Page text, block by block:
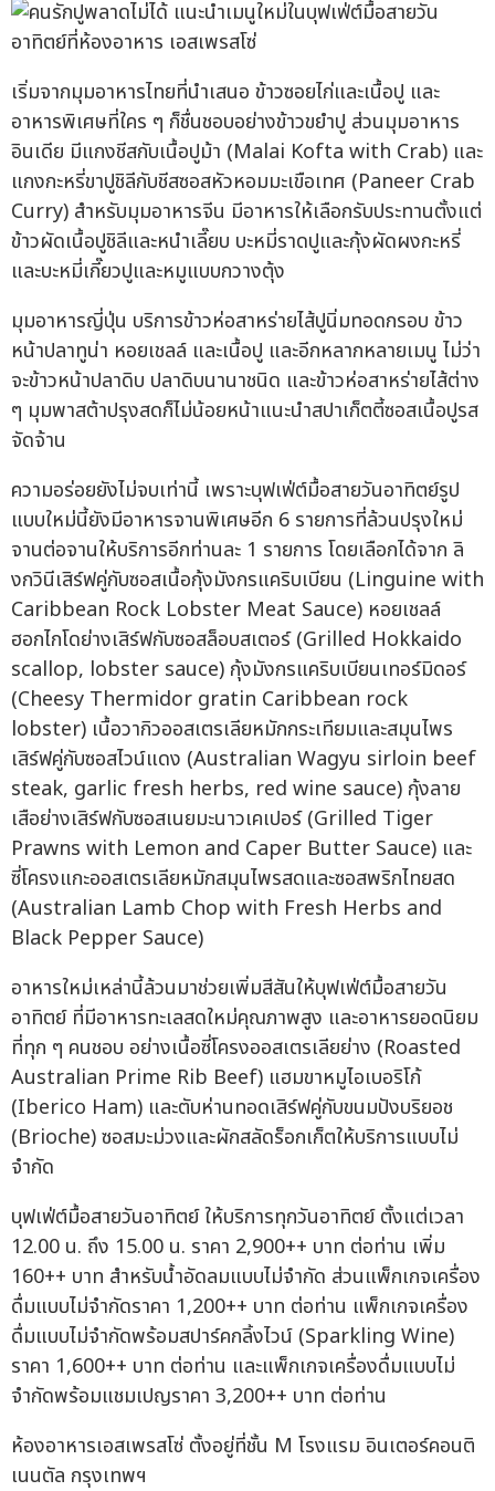
เริ่มจากมุมอาหารไทยที่นำเสนอ ข้าวซอยไก่และเนื้อปู และ
อาหารพิเศษที่ใคร ๆ ก็ชื่นชอบอย่างข้าวขยำปู ส่วนมุมอาหาร
อินเดีย มีแกงชีสกับเนื้อปูม้า (Malai Kofta with Crab) และ
แกงกะหรี่ขาปูชิลีกับชีสซอสหัวหอมมะเขือเทศ (Paneer Crab
Curry) สำหรับมุมอาหารจีน มีอาหารให้เลือกรับประทานตั้งแต่
ข้าวผัดเนื้อปูชิลีและหนำเลี๊ยบ บะหมี่ราดปูและกุ้งผัดผงกะหรี่
และบะหมี่เกี๊ยวปูและหมูแบบกวางตุ้ง
มุมอาหารญี่ปุ่น บริการข้าวห่อสาหร่ายไส้ปูนิ่มทอดกรอบ ข้าว
หน้าปลาทูน่า หอยเชลล์ และเนื้อปู และอีกหลากหลายเมนู ไม่ว่า
จะข้าวหน้าปลาดิบ ปลาดิบนานาชนิด และข้าวห่อสาหร่ายไส้ต่าง
ๆ มุมพาสต้าปรุงสดก็ไม่น้อยหน้าแนะนำสปาเก็ตตี้ซอสเนื้อปูรส
จัดจ้าน
ความอร่อยยังไม่จบเท่านี้ เพราะบุฟเฟ่ต์มื้อสายวันอาทิตย์รูป
แบบใหม่นี้ยังมีอาหารจานพิเศษอีก 6 รายการที่ล้วนปรุงใหม่
จานต่อจานให้บริการอีกท่านละ 1 รายการ โดยเลือกได้จาก ลิ
งกวินีเสิร์ฟคู่กับซอสเนื้อกุ้งมังกรแคริบเบียน (Linguine with
Caribbean Rock Lobster Meat Sauce) หอยเชลล์
ฮอกไกโดย่างเสิร์ฟกับซอสล็อบสเตอร์ (Grilled Hokkaido
scallop, lobster sauce) กุ้งมังกรแคริบเบียนเทอร์มิดอร์
(Cheesy Thermidor gratin Caribbean rock
lobster) เนื้อวากิวออสเตรเลียหมักกระเทียมและสมุนไพร
เสิร์ฟคู่กับซอสไวน์แดง (Australian Wagyu sirloin beef
steak, garlic fresh herbs, red wine sauce) กุ้งลาย
เสือย่างเสิร์ฟกับซอสเนยมะนาวเคเปอร์ (Grilled Tiger
Prawns with Lemon and Caper Butter Sauce) และ
ซี่โครงแกะออสเตรเลียหมักสมุนไพรสดและซอสพริกไทยสด
(Australian Lamb Chop with Fresh Herbs and
Black Pepper Sauce)
อาหารใหม่เหล่านี้ล้วนมาช่วยเพิ่มสีสันให้บุฟเฟ่ต์มื้อสายวัน
อาทิตย์ ที่มีอาหารทะเลสดใหม่คุณภาพสูง และอาหารยอดนิยม
ที่ทุก ๆ คนชอบ อย่างเนื้อซี่โครงออสเตรเลียย่าง (Roasted
Australian Prime Rib Beef) แฮมขาหมูไอเบอริโก้
(Iberico Ham) และตับห่านทอดเสิร์ฟคู่กับขนมปังบริยอช
(Brioche) ซอสมะม่วงและผักสลัดร็อกเก็ตให้บริการแบบไม่
จำกัด
บุฟเฟ่ต์มื้อสายวันอาทิตย์ ให้บริการทุกวันอาทิตย์ ตั้งแต่เวลา
12.00 น. ถึง 15.00 น. ราคา 2,900++ บาท ต่อท่าน เพิ่ม
160++ บาท สำหรับน้ำอัดลมแบบไม่จำกัด ส่วนแพ็กเกจเครื่อง
ดื่มแบบไม่จำกัดราคา 1,200++ บาท ต่อท่าน แพ็กเกจเครื่อง
ดื่มแบบไม่จำกัดพร้อมสปาร์คกลิ้งไวน์ (Sparkling Wine)
ราคา 1,600++ บาท ต่อท่าน และแพ็กเกจเครื่องดื่มแบบไม่
จำกัดพร้อมแชมเปญราคา 3,200++ บาท ต่อท่าน
ห้องอาหารเอสเพรสโซ่ ตั้งอยู่ที่ชั้น M โรงแรม อินเตอร์คอนติ
เนนตัล กรุงเทพฯ